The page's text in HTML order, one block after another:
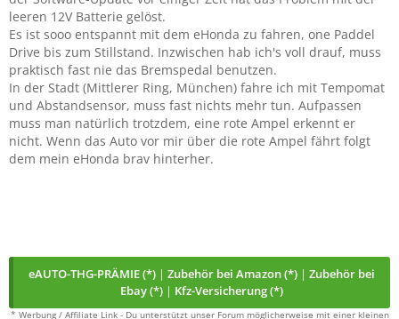
leeren 12V Batterie gelöst.
Es ist sooo entspannt mit dem eHonda zu fahren, one Paddel
Drive bis zum Stillstand. Inzwischen hab ich's voll drauf, muss
praktisch fast nie das Bremspedal benutzen.
In der Stadt (Mittlerer Ring, München) fahre ich mit Tempomat
und Abstandsensor, muss fast nichts mehr tun. Aufpassen
muss man natürlich trotzdem, eine rote Ampel erkennt er
nicht. Wenn das Auto vor mir über die rote Ampel fährt folgt
dem mein eHonda brav hinterher.
eAUTO-THG-PRÄMIE (*) | Zubehör bei Amazon (*) | Zubehör bei
Ebay (*) | Kfz-Versicherung (*)
* Werbung / Affiliate Link - Du unterstützt unser Forum möglicherweise mit einer kleinen